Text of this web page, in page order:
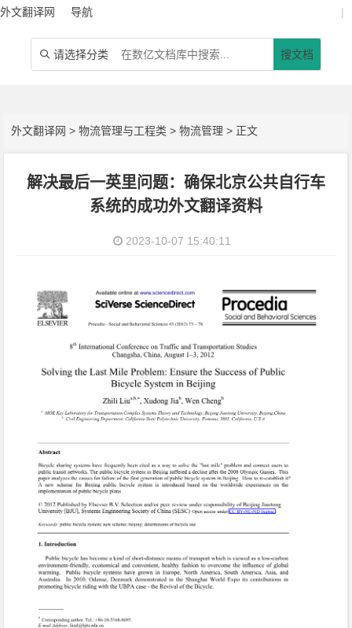
外文翻译网 导航 |
 请选择分类 搜文档
外文翻译网 >物流管理与工程类 >物流管理 > 正文
解决最后一英里问题：确保北京公共自行车
系统的成功外文翻译资料
2023-10-07 15:40:11